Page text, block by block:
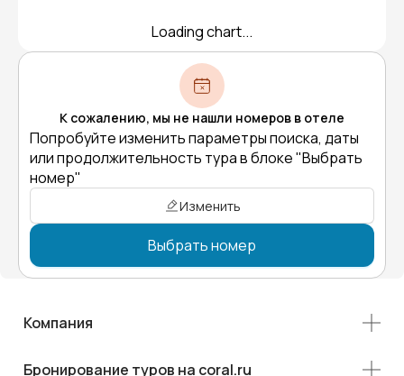
Loading chart...
К сожалению, мы не нашли номеров в отеле
Попробуйте изменить параметры поиска, даты
или продолжительность тура в блоке "Выбрать
номер"
Изменить
Выбрать номер
Компания
Бронирование туров на coral.ru